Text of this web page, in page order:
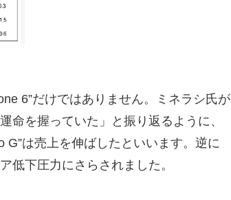
6”だけではありません。ミネラシ氏が
命を握っていた」と振り返るように、
G”は売上を伸ばしたといいます。逆に
低下圧力にさらされました。